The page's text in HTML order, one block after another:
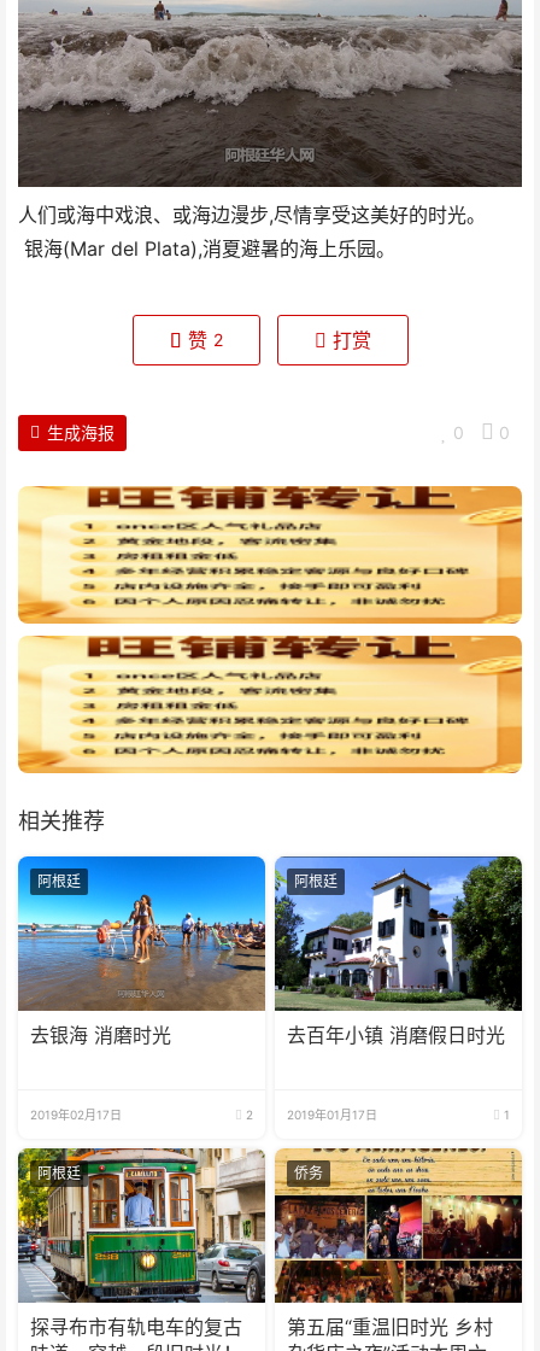
人们或海中戏浪、或海边漫步,尽情享受这美好的时光。
银海(Mar del Plata),消夏避暑的海上乐园。
赞 2 打赏
0 0
生成海报
相关推荐
阿根廷
去银海 消磨时光
2019年02月17日 2
阿根廷
去百年小镇 消磨假日时光
2019年01月17日 1
阿根廷
探寻布市有轨电车的复古
侨务
第五届“重温旧时光 乡村